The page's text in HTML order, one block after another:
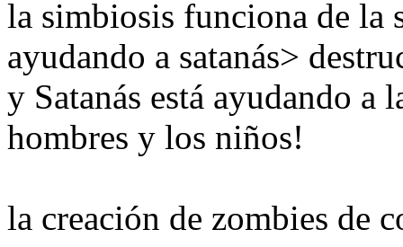
la simbiosis funciona de la
ayudando a satanás>
y Satanás está ayudando a
hombres y los niños!
la creación de zombies de